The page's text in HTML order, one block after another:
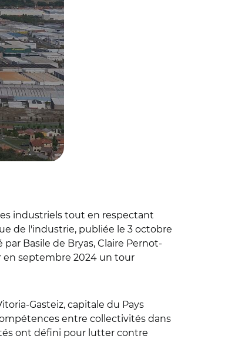
industriels tout en respectant
de l'industrie, publiée le 3 octobre
Basile de Bryas, Claire Pernot-
en septembre 2024 un tour
Gasteiz, capitale du Pays
entre collectivités dans
ont défini pour lutter contre